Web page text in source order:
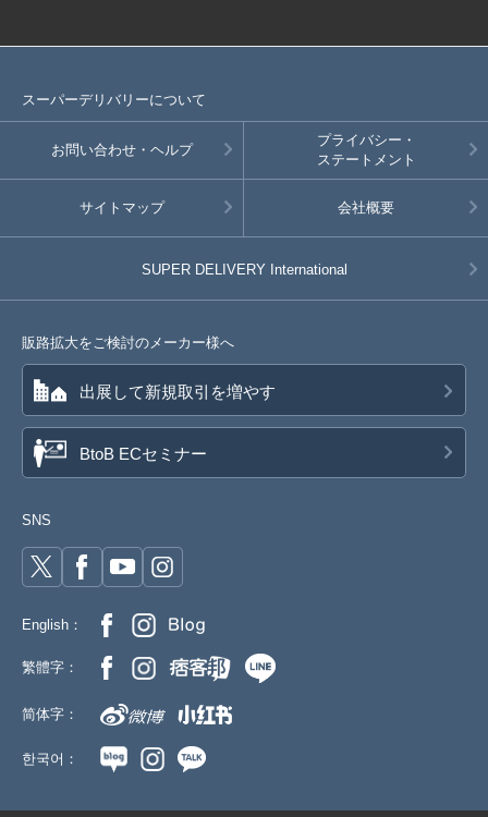
スーパーデリバリーについて
お問い合わせ・ヘルプ
プライバシー・
ステートメント
サイトマップ 会社概要
SUPER DELIVERY International
販路拡大をご検討のメーカー様へ
出展して新規取引を増やす
BtoB ECセミナー
SNS
English：
繁體字：
简体字：
한국어：